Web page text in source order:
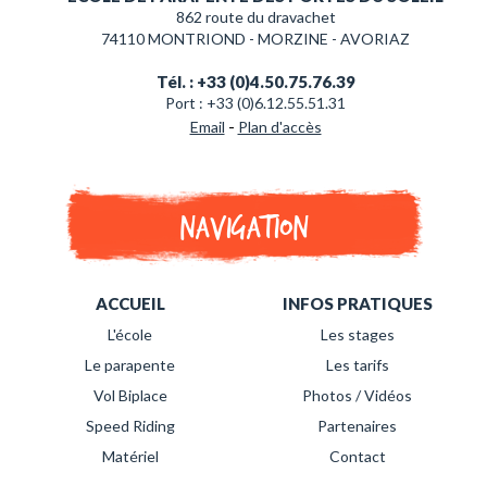
862 route du dravachet
74110 MONTRIOND - MORZINE - AVORIAZ
Tél. : +33 (0)4.50.75.76.39
Port : +33 (0)6.12.55.51.31
Email - Plan d'accès
Navigation
ACCUEIL
L'école
Le parapente
Vol Biplace
Speed Riding
Matériel
INFOS PRATIQUES
Les stages
Les tarifs
Photos / Vidéos
Partenaires
Contact